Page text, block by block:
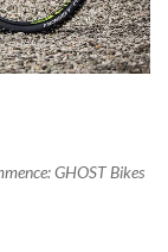
GHOST Bikes